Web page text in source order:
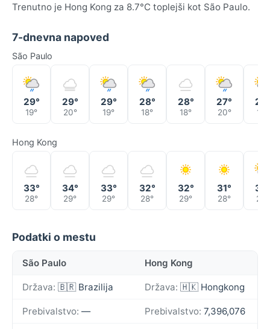
Trenutno je Hong Kong za 8.7°C toplejši kot São Paulo.
7-dnevna napoved
São Paulo
29°
19°
29°
20°
29°
19°
28°
18°
28°
18°
27°
20° 19°
Hong Kong
33°
28°
34°
29°
33°
29°
32°
28°
32°
29°
31°
28° 28°
Podatki o mestu
São Paulo Hong Kong
Država: 🇧🇷 Brazilija Država: 🇭🇰 Hongkong
Prebivalstvo: — Prebivalstvo: 7,396,076